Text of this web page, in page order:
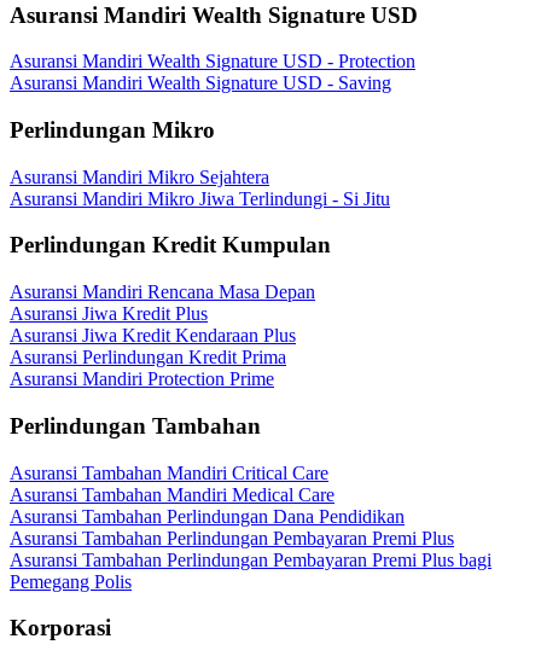
Asuransi Mandiri Wealth Signature USD
Asuransi Mandiri Wealth Signature USD - Protection
Asuransi Mandiri Wealth Signature USD - Saving
Perlindungan Mikro
Asuransi Mandiri Mikro Sejahtera
Asuransi Mandiri Mikro Jiwa Terlindungi - Si Jitu
Perlindungan Kredit Kumpulan
Asuransi Mandiri Rencana Masa Depan
Asuransi Jiwa Kredit Plus
Asuransi Jiwa Kredit Kendaraan Plus
Asuransi Perlindungan Kredit Prima
Asuransi Mandiri Protection Prime
Perlindungan Tambahan
Asuransi Tambahan Mandiri Critical Care
Asuransi Tambahan Mandiri Medical Care
Asuransi Tambahan Perlindungan Dana Pendidikan
Asuransi Tambahan Perlindungan Pembayaran Premi Plus
Asuransi Tambahan Perlindungan Pembayaran Premi Plus bagi
Pemegang Polis
Korporasi